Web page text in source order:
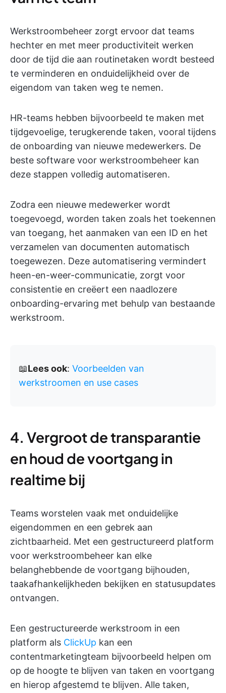
Werkstroombeheer zorgt ervoor dat teams
hechter en met meer productiviteit werken
door de tijd die aan routinetaken wordt besteed
te verminderen en onduidelijkheid over de
eigendom van taken weg te nemen.
HR-teams hebben bijvoorbeeld te maken met
tijdgevoelige, terugkerende taken, vooral tijdens
de onboarding van nieuwe medewerkers. De
beste software voor werkstroombeheer kan
deze stappen volledig automatiseren.
Zodra een nieuwe medewerker wordt
toegevoegd, worden taken zoals het toekennen
van toegang, het aanmaken van een ID en het
verzamelen van documenten automatisch
toegewezen. Deze automatisering vermindert
heen-en-weer-communicatie, zorgt voor
consistentie en creëert een naadlozere
onboarding-ervaring met behulp van bestaande
werkstroom.
📖Lees ook: Voorbeelden van
werkstroomen en use cases
4. Vergroot de transparantie
en houd de voortgang in
realtime bij
Teams worstelen vaak met onduidelijke
eigendommen en een gebrek aan
zichtbaarheid. Met een gestructureerd platform
voor werkstroombeheer kan elke
belanghebbende de voortgang bijhouden,
taakafhankelijkheden bekijken en statusupdates
ontvangen.
Een gestructureerde werkstroom in een
platform als ClickUp kan een
contentmarketingteam bijvoorbeeld helpen om
op de hoogte te blijven van taken en voortgang
en hierop afgestemd te blijven. Alle taken,